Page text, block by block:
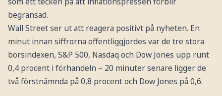
begränsad.
Wall Street ser ut att reagera positivt på nyheten. En
minut innan siffrorna offentliggjordes var de tre stora
börsindexen, S&P 500, Nasdaq och Dow Jones upp runt
0,4 procent i förhandeln – 20 minuter senare ligger de
två förstnämnda på 0,8 procent och Dow Jones på 0,6.